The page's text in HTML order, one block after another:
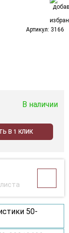
Артикул: 3166
В наличии
В 1 КЛИК
50-